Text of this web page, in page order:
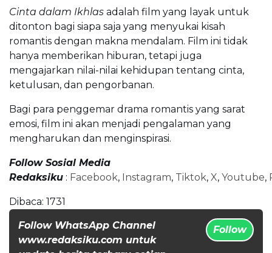
Cinta dalam Ikhlas adalah film yang layak untuk
ditonton bagi siapa saja yang menyukai kisah
romantis dengan makna mendalam. Film ini tidak
hanya memberikan hiburan, tetapi juga
mengajarkan nilai-nilai kehidupan tentang cinta,
ketulusan, dan pengorbanan.
Bagi para penggemar drama romantis yang sarat
emosi, film ini akan menjadi pengalaman yang
mengharukan dan menginspirasi.
Follow Sosial Media
Redaksiku : Facebook, Instagram, Tiktok, X, Youtube,
Dibaca: 1731
Follow WhatsApp Channel
www.redaksiku.com untuk
Follow